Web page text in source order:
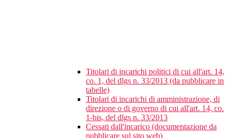
Titolari di incarichi politici di cui all'art. 14,
co. 1, del dlgs n. 33/2013 (da pubblicare in
tabelle)
Titolari di incarichi di amministrazione, di
direzione o di governo di cui all'art. 14, co.
1-bis, del dlgs n. 33/2013
Cessati dall'incarico (documentazione da
pubblicare sul sito web)